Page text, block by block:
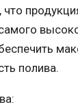
полива.